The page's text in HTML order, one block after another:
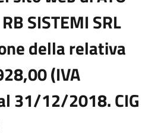
SISTEMI SRL
della relativa
(IVA
31/12/2018. CIG